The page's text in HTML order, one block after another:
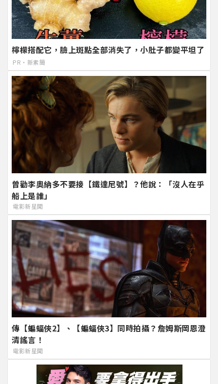
檸檬搭配它，臉上斑點全部消失了，小肚子都變平坦了
PR・新素簡
曾勸李奧納多不要接【鐵達尼號】？他說：「沒人在乎
船上是誰」
電影新星聞
傳【蝙蝠俠2】、【蝙蝠俠3】同時拍攝？詹姆斯岡恩澄
清謠言！
電影新星聞